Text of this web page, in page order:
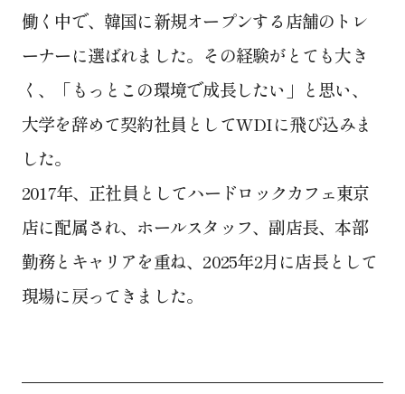
働く中で、韓国に新規オープンする店舗のトレ
ーナーに選ばれました。その経験がとても大き
く、「もっとこの環境で成長したい」と思い、
大学を辞めて契約社員としてWDIに飛び込みま
した。
2017年、正社員としてハードロックカフェ東京
店に配属され、ホールスタッフ、副店長、本部
勤務とキャリアを重ね、2025年2月に店長として
現場に戻ってきました。